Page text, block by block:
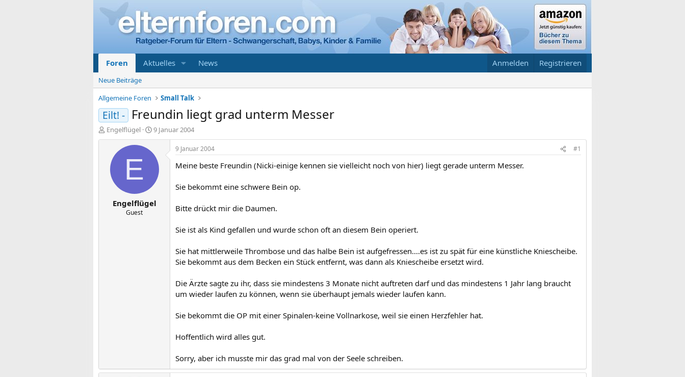
Foren Aktuelles News Anmelden Registrieren
Neue Beiträge
Allgemeine Foren
Small Talk
Eilt! - Freundin liegt grad unterm Messer
E
r
Engelflügel
E
r
t
l
a
9 Januar 2004
E
Engelflügel
Guest
9 Januar 2004 #1
Meine beste Freundin (Nicki-einige kennen sie vielleicht noch von hier) liegt gerade unterm Messer.
Sie bekommt eine schwere Bein op.
Bitte drückt mir die Daumen.
Sie ist als Kind gefallen und wurde schon oft an diesem Bein operiert.
Sie hat mittlerweile Thrombose und das halbe Bein ist aufgefressen....es ist zu spät für eine künstliche Kniescheibe.
Sie bekommt aus dem Becken ein Stück entfernt, was dann als Kniescheibe ersetzt wird.
Die Ärzte sagte zu ihr, dass sie mindestens 3 Monate nicht auftreten darf und das mindestens 1 Jahr lang braucht
um wieder laufen zu können, wenn sie überhaupt jemals wieder laufen kann.
Sie bekommt die OP mit einer Spinalen-keine Vollnarkose, weil sie einen Herzfehler hat.
Hoffentlich wird alles gut.
Sorry, aber ich musste mir das grad mal von der Seele schreiben.